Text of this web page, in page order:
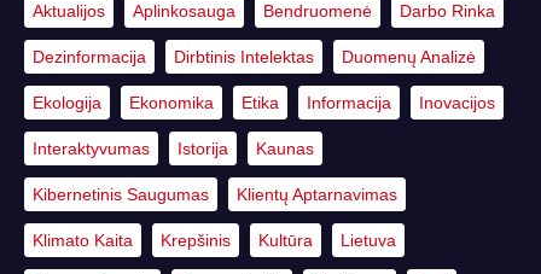
Aktualijos Aplinkosauga Bendruomenė Darbo Rinka
Dezinformacija Dirbtinis Intelektas Duomenų Analizė
Ekologija Ekonomika Etika Informacija Inovacijos
Interaktyvumas Istorija Kaunas
Kibernetinis Saugumas Klientų Aptarnavimas
Klimato Kaita Krepšinis Kultūra Lietuva